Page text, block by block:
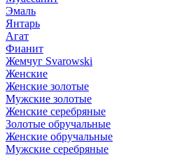
Эмаль
Янтарь
Агат
Фианит
Жемчуг Svarowski
Женские
Женские золотые
Мужские золотые
Женские серебряные
Золотые обручальные
Женские обручальные
Мужские серебряные